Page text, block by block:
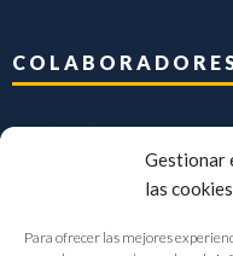
Gestionar
las cookies
Para ofrecer las mejores